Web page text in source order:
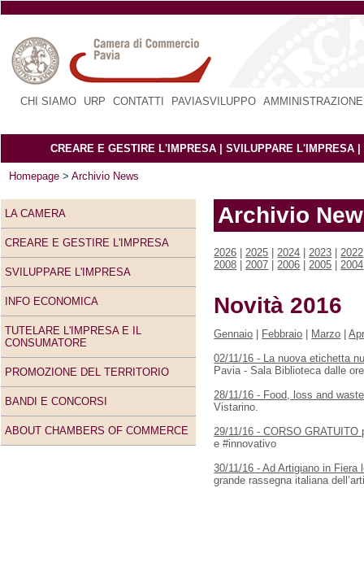
CHI SIAMO URP CONTATTI PAVIASVILUPPO
CREARE E GESTIRE L'IMPRESA SVILUPPARE L'IMPRESA
Homepage > Archivio News
LA CAMERA
CREARE E GESTIRE L'IMPRESA
SVILUPPARE L'IMPRESA
INFO ECONOMICA
TUTELARE L'IMPRESA E IL
CONSUMATORE
PROMOZIONE DEL TERRITORIO
BANDI E CONCORSI
ABOUT CHAMBERS OF COMMERCE
Archivio
2026 |2025 |2024 |2023 |2022
2008 |2007 |2006 |2005 |2004
Novità 2016
Gennaio | Febbraio | Marzo |
02/11/16 - La nuova etichetta
Pavia - Sala Biblioteca dalle
28/11/16 - Food, loss and
Vistarino.
29/11/16 - CORSO
e #innovativo
30/11/16 - Ad Artigiano in
grande rassegna italiana